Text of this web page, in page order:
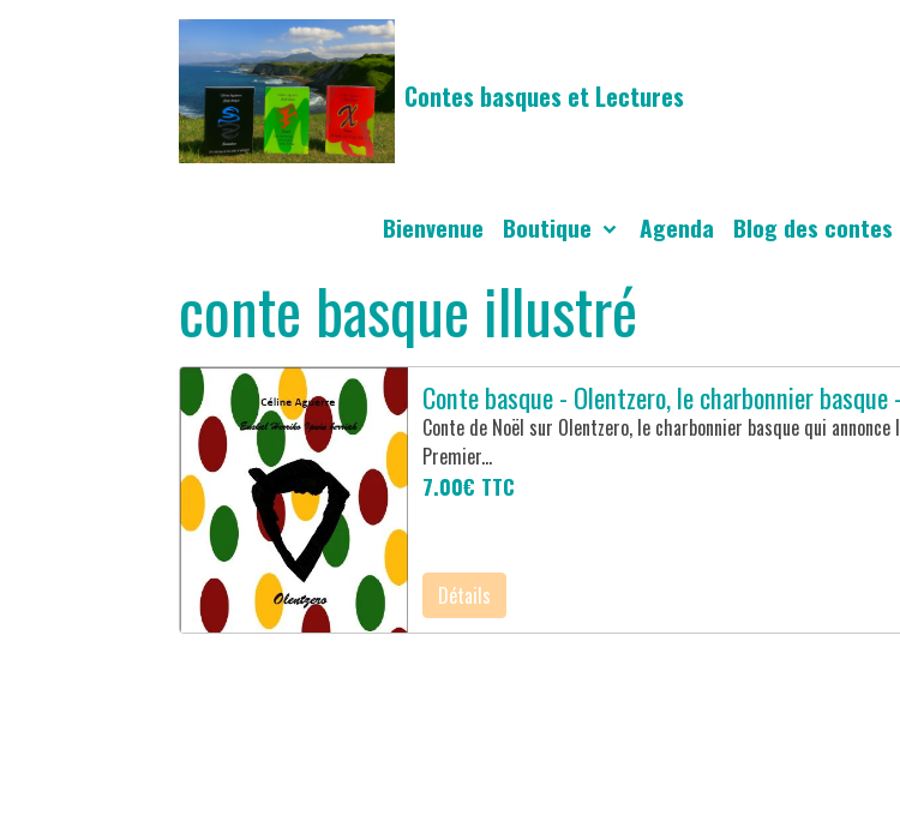
Contes basques et Lectures
Bienvenue Boutique Agenda Blog des contes
conte basque illustré
Conte basque - Olentzero, le charbonnier basque
Conte de Noël sur Olentzero, le charbonnier basque qui
Premier...
7.00€ TTC
Détails